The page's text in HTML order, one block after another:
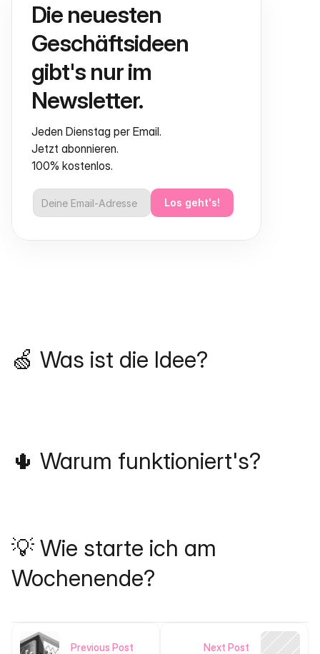
🍏 Was ist die Idee?
🌵 Warum funktioniert's?
💡 Wie starte ich am
Wochenende?
Previous Post
Next Post
Die neuesten
Geschäftsideen
gibt's nur im
Newsletter.
Jeden Dienstag per Email.
Jetzt abonnieren.
100% kostenlos.
Los geht's!